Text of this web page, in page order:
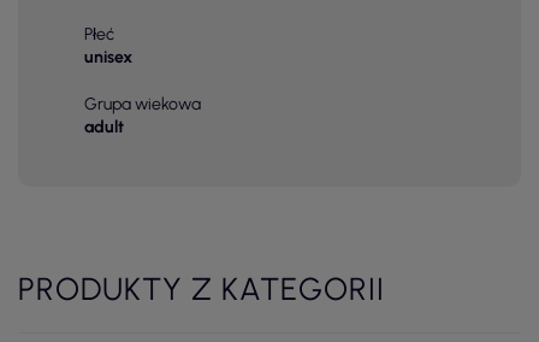
Płeć
unisex
Grupa wiekowa
adult
PRODUKTY Z KATEGORII